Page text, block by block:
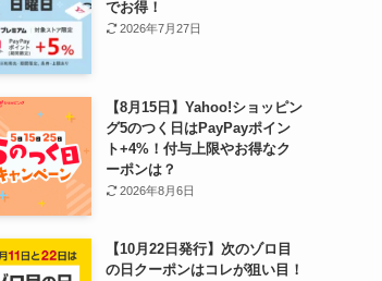
でお得！
2026年7月27日
【8月15日】Yahoo!ショッピン
グ5のつく日はPayPayポイン
ト+4%！付与上限やお得なク
ーポンは？
2026年8月6日
【10月22日発行】次のゾロ目
の日クーポンはコレが狙い目！